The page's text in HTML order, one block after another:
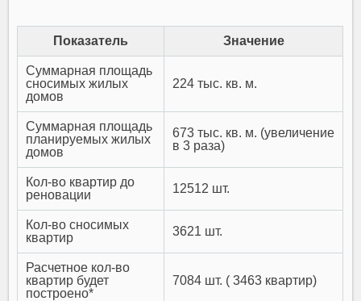
Показатель Значение
Суммарная площадь
сносимых жилых
домов
224 тыс. кв. м.
Суммарная площадь
планируемых жилых
домов
673 тыс. кв. м. (увеличение
в 3 раза)
Кол-во квартир до
реновации
12512 шт.
Кол-во сносимых
квартир
3621 шт.
Расчетное кол-во
квартир будет
построено*
7084 шт. ( 3463 квартир)